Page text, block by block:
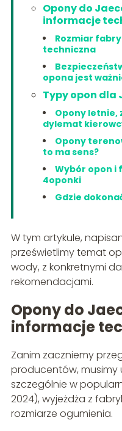
Opony do
informacje
Rozmiar
techniczna
opona jest
Typy opon dla
Opony letnie,
dylemat
Opony
to ma sens?
Wybór opon i
4oponki
Gdzie
W tym artykule,
prześwietlimy temat
wody, z konkretnymi
rekomendacjami.
Opony do
informacje
Zanim zaczniemy
producentów, musimy
szczególnie w
2024), wyjeżdża z
rozmiarze ogumienia.